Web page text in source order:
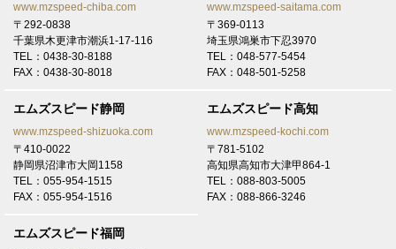
2026/7/6
大阪 法人A御中
トヨタ RAV4にてご契約頂き有難うございます！
大阪 A様
LEXUS RXにてご契約頂き有難うございます！
2026/6/30
奈良 K様
トヨタ ヴェルファイアにてご契約頂き有難うございます！
2026/6/25
大阪 F様
www.mzspeed-chiba.com
〒292-0838
千葉県木更津市潮浜1-17-116
TEL：0438-30-8188
FAX：0438-30-8018
www.mzspeed-saitama.com
〒369-0113
埼玉県鴻巣市下忍3970
TEL：048-577-5454
FAX：048-501-5258
エムズスピード静岡
www.mzspeed-shizuoka.com
〒410-0022
静岡県沼津市大岡1158
TEL：055-954-1515
FAX：055-954-1516
エムズスピード高知
www.mzspeed-kochi.com
〒781-5102
高知県高知市大津甲864-1
TEL：088-803-5005
FAX：088-866-3246
エムズスピード福岡